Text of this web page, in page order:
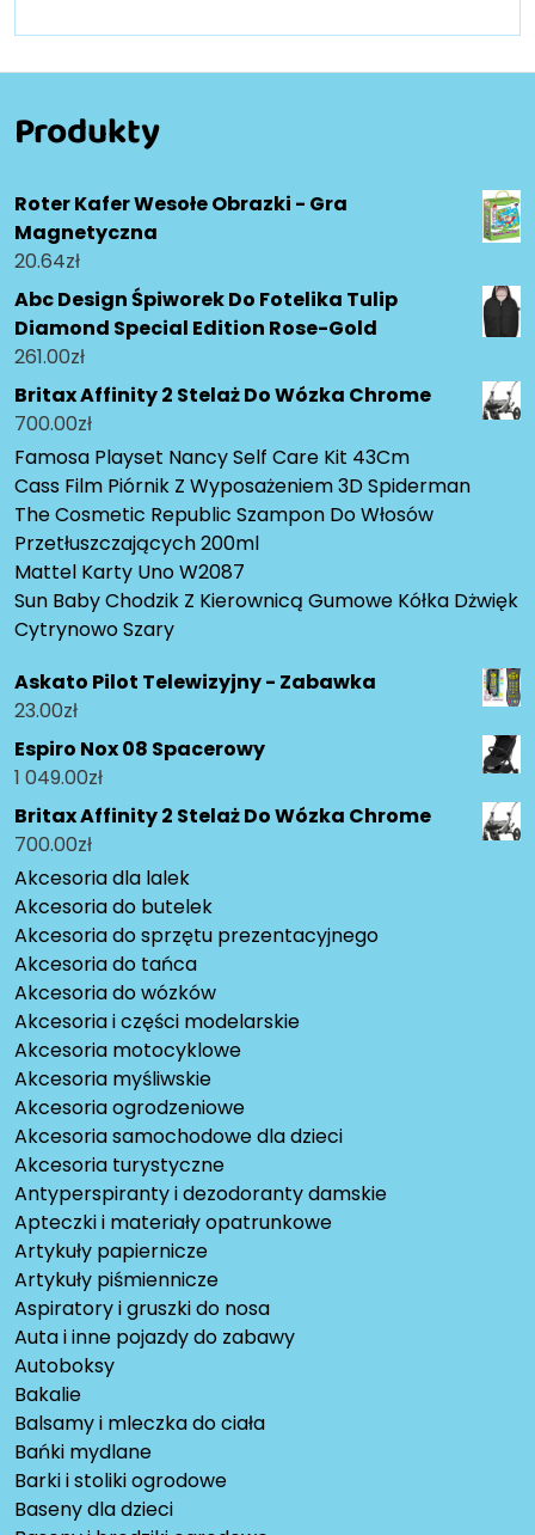
Produkty
Roter Kafer Wesołe Obrazki - Gra
Magnetyczna
20.64zł
Abc Design Śpiworek Do Fotelika Tulip
Diamond Special Edition Rose-Gold
261.00zł
Britax Affinity 2 Stelaż Do Wózka Chrome
700.00zł
Famosa Playset Nancy Self Care Kit 43Cm
Cass Film Piórnik Z Wyposażeniem 3D Spiderman
The Cosmetic Republic Szampon Do Włosów
Przetłuszczających 200ml
Mattel Karty Uno W2087
Sun Baby Chodzik Z Kierownicą Gumowe Kółka Dżwięk
Cytrynowo Szary
Askato Pilot Telewizyjny - Zabawka
23.00zł
Espiro Nox 08 Spacerowy
1 049.00zł
Britax Affinity 2 Stelaż Do Wózka Chrome
700.00zł
Akcesoria dla lalek
Akcesoria do butelek
Akcesoria do sprzętu prezentacyjnego
Akcesoria do tańca
Akcesoria do wózków
Akcesoria i części modelarskie
Akcesoria motocyklowe
Akcesoria myśliwskie
Akcesoria ogrodzeniowe
Akcesoria samochodowe dla dzieci
Akcesoria turystyczne
Antyperspiranty i dezodoranty damskie
Apteczki i materiały opatrunkowe
Artykuły papiernicze
Artykuły piśmiennicze
Aspiratory i gruszki do nosa
Auta i inne pojazdy do zabawy
Autoboksy
Bakalie
Balsamy i mleczka do ciała
Bańki mydlane
Barki i stoliki ogrodowe
Baseny dla dzieci